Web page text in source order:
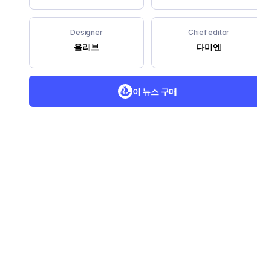
Designer
올리브
Chief editor
다미엔
이 뉴스 구매